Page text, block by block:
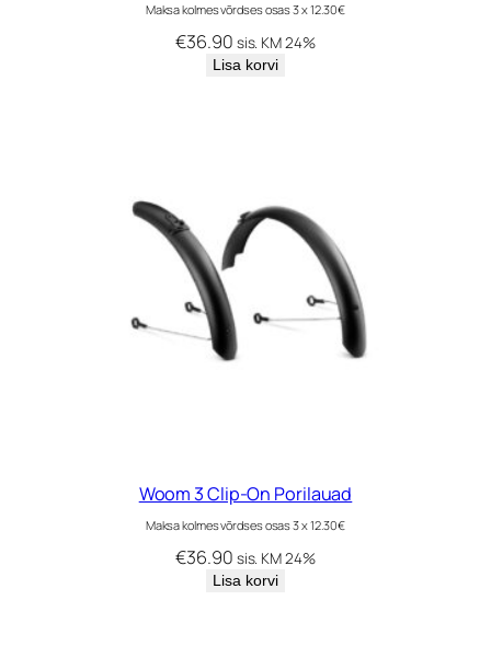
Maksa kolmes võrdses osas 3 x 12.30€
€36.90 sis. KM 24%
Lisa korvi
Woom 3 Clip-On Porilauad
Maksa kolmes võrdses osas 3 x 12.30€
€36.90 sis. KM 24%
Lisa korvi